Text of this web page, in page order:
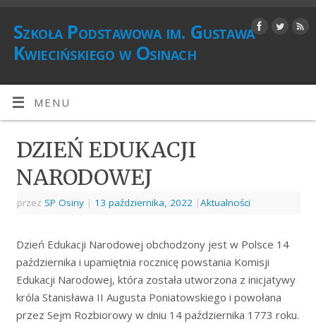
Szkoła Podstawowa im. Gustawa
Kwiecińskiego w Osinach
MENU
DZIEŃ EDUKACJI
NARODOWEJ
przez SP Osiny | 13 października, 2022 |Aktualności
Dzień Edukacji Narodowej obchodzony jest w Polsce 14
października i upamiętnia rocznicę powstania Komisji
Edukacji Narodowej, która została utworzona z inicjatywy
króla Stanisława II Augusta Poniatowskiego i powołana
przez Sejm Rozbiorowy w dniu 14 października 1773 roku.